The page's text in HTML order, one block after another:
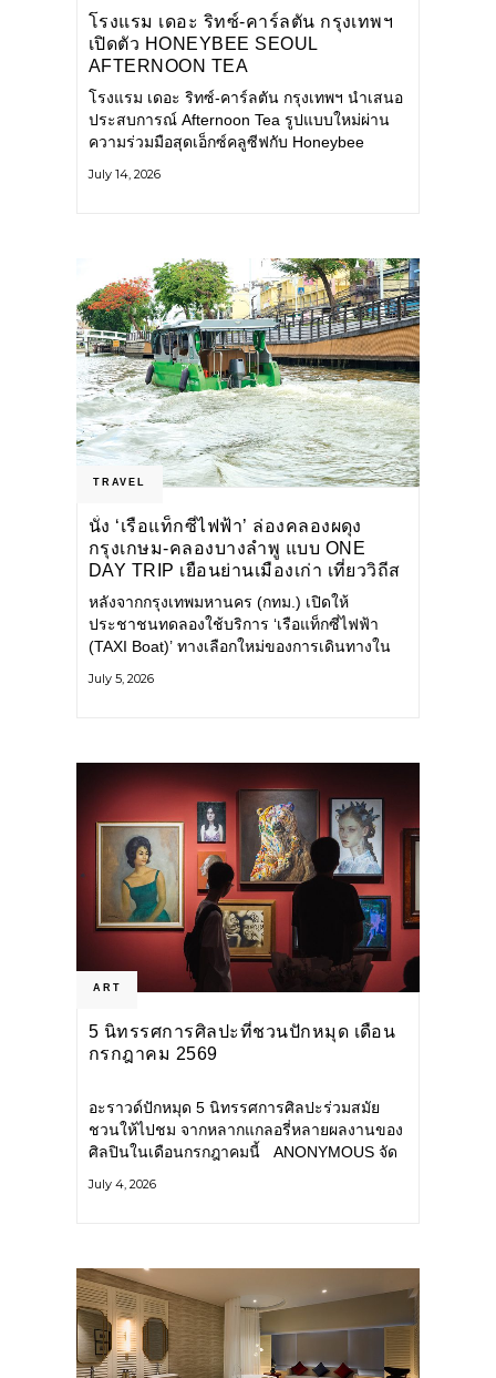
โรงแรม เดอะ ริทซ์-คาร์ลตัน กรุงเทพฯ
เปิดตัว HONEYBEE SEOUL
AFTERNOON TEA
COLLABORATION ณ คาเลโอ
(CALEŌ) ชวนสัมผัสเสน่ห์ของขนม
หวานร่วมสมัยจากกรุงโซล
โรงแรม เดอะ ริทซ์-คาร์ลตัน กรุงเทพฯ นำเสนอ
ประสบการณ์ Afternoon Tea รูปแบบใหม่ผ่าน
ความร่วมมือสุดเอ็กซ์คลูซีฟกับ Honeybee
ดังจากกรุงโซล นำโดยเชฟอึนจอง
July 14, 2026
TRAVEL
นั่ง ‘เรือแท็กซี่ไฟฟ้า’ ล่องคลองผดุง
กรุงเกษม-คลองบางลำพู แบบ ONE
DAY TRIP เยือนย่านเมืองเก่า เที่ยววิถีส
โลว์ไลฟ์แบบรักษ์โลก
หลังจากกรุงเทพมหานคร (กทม.) เปิดให้
ประชาชนทดลองใช้บริการ ‘เรือแท็กซี่ไฟฟ้า
(TAXI Boat)’ ทางเลือกใหม่ของการเดินทางใน
แวดล้อม ผ่านแอปพลิเคชัน MuvMi (มูฟมี)
July 5, 2026
ART
5 นิทรรศการศิลปะที่ชวนปักหมุด เดือน
กรกฎาคม 2569
อะราวด์ปักหมุด 5 นิทรรศการศิลปะร่วมสมัย
ชวนให้ไปชม จากหลากแกลอรี่หลายผลงานของ
ศิลปินในเดือนกรกฎาคมนี้ ANONYMOUS จัด
กลุ่ม Anonymous โดยมี นิ่ม
July 4, 2026